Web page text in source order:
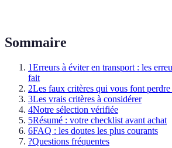
Sommaire
1Erreurs à éviter en transport : les
fait
2Les faux critères qui vous font
3Les vrais critères à considérer
4Notre sélection vérifiée
5Résumé : votre checklist avant achat
6FAQ : les doutes les plus courants
?Questions fréquentes